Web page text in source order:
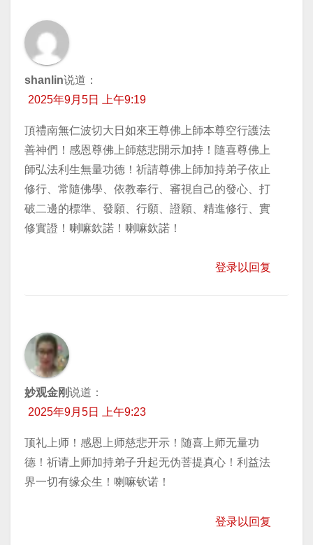
shanlin说道：
2025年9月5日 上午9:19
頂禮南無仁波切大日如來王尊佛上師本尊空行護法
善神們！感恩尊佛上師慈悲開示加持！隨喜尊佛上
師弘法利生無量功德！祈請尊佛上師加持弟子依止
修行、常隨佛學、依教奉行、審視自己的發心、打
破二邊的標準、發願、行願、證願、精進修行、實
修實證！喇嘛欽諾！喇嘛欽諾！
登录以回复
妙观金刚说道：
2025年9月5日 上午9:23
顶礼上师！感恩上师慈悲开示！随喜上师无量功
德！祈请上师加持弟子升起无伪菩提真心！利益法
界一切有缘众生！喇嘛钦诺！
登录以回复